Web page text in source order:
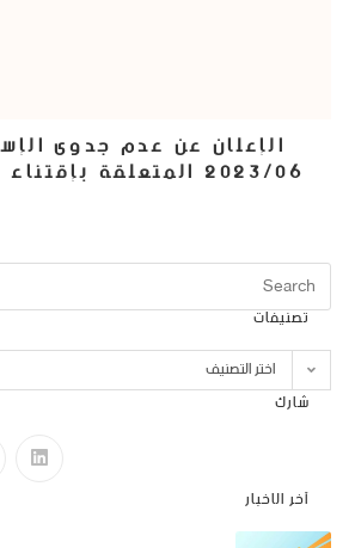
الإعلان عن عدم جدوى
2023/06 المتعلقة بإقتناء كتب مختلفة
تصنيفات
اختر التصنيف
شارك
آخر الاخبار